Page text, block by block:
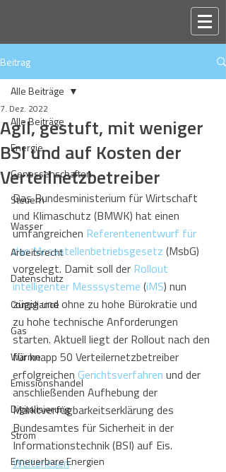
Beitrag
Alle Beiträge
Energie
Genossenschaften
Steuern
Wasser
Arbeitsrecht
Datenschutz
Compliance
Gas
Wärme
Emissionshandel
Digitalisierung
Strom
Erneuerbare Energien
Alle Beiträge
Agil, gestuft, mit weniger
BSI und auf Kosten der
Verteilnetzbetreiber
7. Dez. 2022
Das Bundesministerium für Wirtschaft
und Klimaschutz (BMWK) hat einen
umfangreichen Referentenentwurf für
das Messstellenbetriebsgesetz (MsbG)
vorgelegt. Damit soll der Rollout
intelligenter Messsysteme (iMS) nun
zügig und ohne zu hohe Bürokratie und
zu hohe technische Anforderungen
starten. Aktuell liegt der Rollout nach den
für knapp 50 Verteilernetzbetreiber
erfolgreichen Gerichtsverfahren und der
anschließenden Aufhebung der
Marktverfügbarkeitserklärung des
Bundesamtes für Sicherheit in der
Informationstechnik (BSI) auf Eis.
Weiterlesen